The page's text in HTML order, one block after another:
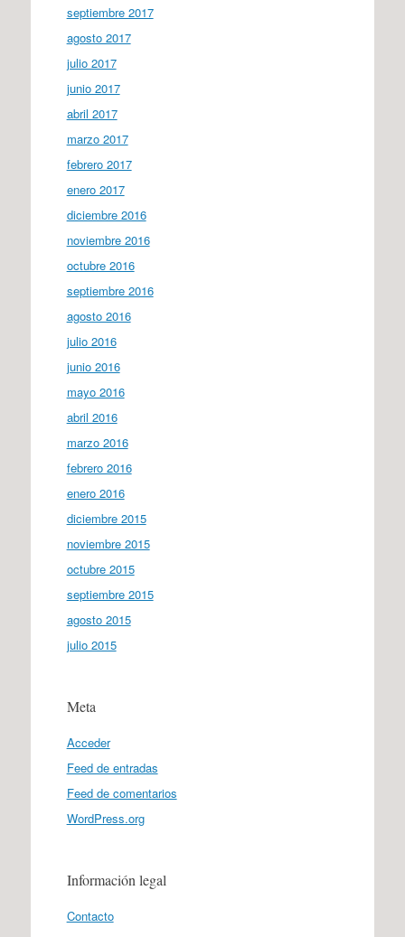
septiembre 2017
agosto 2017
julio 2017
junio 2017
abril 2017
marzo 2017
febrero 2017
enero 2017
diciembre 2016
noviembre 2016
octubre 2016
septiembre 2016
agosto 2016
julio 2016
junio 2016
mayo 2016
abril 2016
marzo 2016
febrero 2016
enero 2016
diciembre 2015
noviembre 2015
octubre 2015
septiembre 2015
agosto 2015
julio 2015
Meta
Acceder
Feed de entradas
Feed de comentarios
WordPress.org
Información legal
Contacto